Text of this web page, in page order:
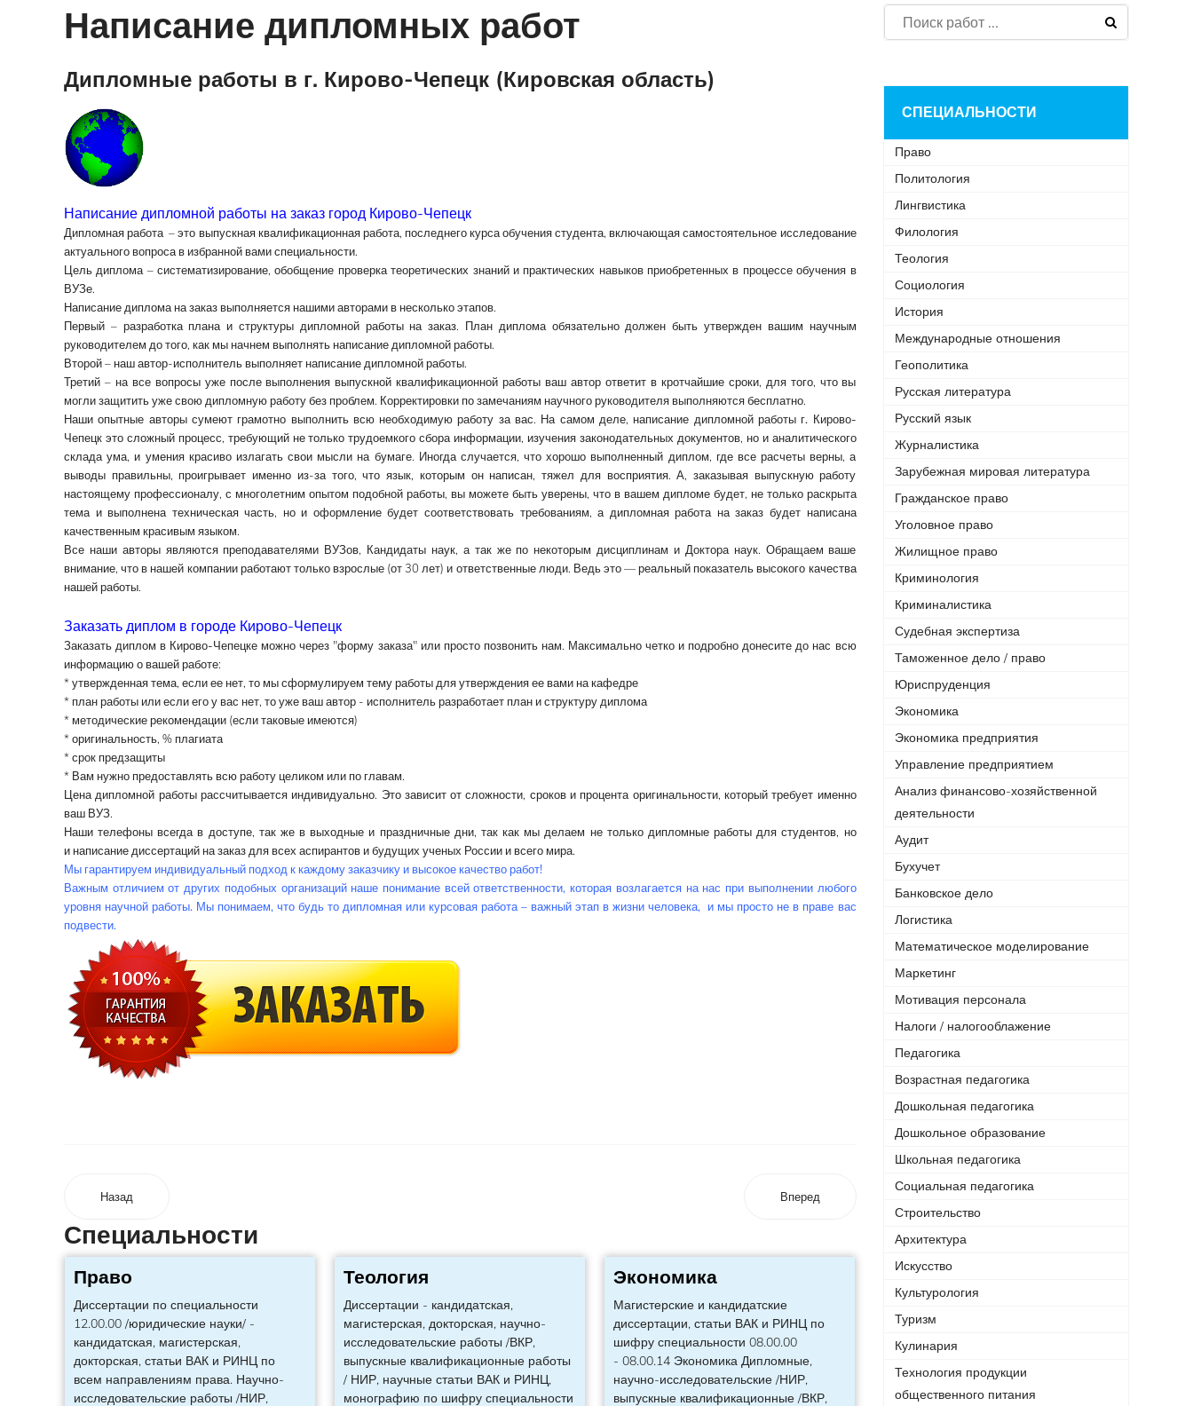
Написание дипломных работ
Дипломные работы в г. Кирово-Чепецк (Кировская область)
Написание дипломной работы на заказ город Кирово-Чепецк
Дипломная работа– это выпускная квалификационная работа, последнего курса обучения студента, включающая самостоятельное исследование
актуального вопроса в избранной вами специальности.
Цель диплома– систематизирование, обобщение проверка теоретических знаний и практических навыков приобретенных в процессе обучения в
ВУЗе.
Написание диплома на заказ выполняется нашими авторами в несколько этапов.
Первый – разработка плана и структуры дипломной работы на заказ. План диплома обязательно должен быть утвержден вашим научным
руководителем до того, как мы начнем выполнять написание дипломной работы.
Второй – наш автор-исполнитель выполняет написание дипломной работы.
Третий – на все вопросы уже после выполнения выпускной квалификационной работы ваш автор ответит в кротчайшие сроки, для того, что вы
могли защитить уже свою дипломную работу без проблем. Корректировки по замечаниям научного руководителя выполняются бесплатно.
Наши опытные авторы сумеют грамотно выполнить всю необходимую работу за вас. На самом деле, написание дипломной работы г. Кирово-
Чепецк это сложный процесс, требующий не только трудоемкого сбора информации, изучения законодательных документов, но и аналитического
склада ума, и умения красиво излагать свои мысли на бумаге. Иногда случается, что хорошо выполненный диплом, где все расчеты верны, а
выводы правильны, проигрывает именно из-за того, что язык, которым он написан, тяжел для восприятия. А, заказывая выпускную работу
настоящему профессионалу, с многолетним опытом подобной работы, вы можете быть уверены, что в вашем дипломе будет, не только раскрыта
тема и выполнена техническая часть, но и оформление будет соответствовать требованиям, а дипломная работа на заказ будет написана
качественным красивым языком.
Все наши авторы являются преподавателями ВУЗов, Кандидаты наук, а так же по некоторым дисциплинам и Доктора наук. Обращаем ваше
внимание, что в нашей компании работают только взрослые (от 30 лет) и ответственные люди. Ведь это — реальный показатель высокого качества
нашей работы.
Заказать диплом в городе Кирово-Чепецк
Заказать диплом в Кирово-Чепецке можно через "форму заказа" или просто позвонить нам. Максимально четко и подробно донесите до нас всю
информацию о вашей работе:
* утвержденная тема, если ее нет, то мы сформулируем тему работы для утверждения ее вами на кафедре
* план работы или если его у вас нет, то уже ваш автор - исполнитель разработает план и структуру диплома
* методические рекомендации (если таковые имеются)
* оригинальность, % плагиата
* срок предзащиты
* Вам нужно предоставлять всю работу целиком или по главам.
Цена дипломной работырассчитывается индивидуально. Это зависит от сложности, сроков и процента оригинальности, который требует именно
ваш ВУЗ.
Наши телефоны всегда в доступе, так же в выходные и праздничные дни, так как мы делаем не только дипломные работы для студентов, но
и написание диссертаций на заказдля всех аспирантов и будущих ученых России и всего мира.
Мы гарантируем индивидуальный подход к каждому заказчику и высокое качество работ!
Важным отличием от других подобных организаций наше понимание всей ответственности, которая возлагается на нас при выполнении любого
уровня научной работы. Мы понимаем, что будь то дипломная или курсовая работа – важный этап в жизни человека, и мы просто не в праве вас
подвести.
Назад Вперед
Специальности
Право
Диссертации по специальности
12.00.00 /юридические науки/ -
кандидатская, магистерская,
докторская, статьи ВАК и РИНЦ по
всем направлениям права. Научно-
исследовательские работы /НИР,
Теология
Диссертации - кандидатская,
магистерская, докторская, научно-
исследовательские работы /ВКР,
выпускные квалификационные работы
/ НИР, научные статьи ВАК и РИНЦ,
монографию по шифру специальности
Экономика
Магистерские и кандидатские
диссертации, статьи ВАК и РИНЦ по
шифру специальности 08.00.00
- 08.00.14 Экономика Дипломные,
научно-исследовательские /НИР,
выпускные квалификационные /ВКР,
СПЕЦИАЛЬНОСТИ
Право
Политология
Лингвистика
Филология
Теология
Социология
История
Международные отношения
Геополитика
Русская литература
Русский язык
Журналистика
Зарубежная мировая литература
Гражданское право
Уголовное право
Жилищное право
Криминология
Криминалистика
Судебная экспертиза
Таможенное дело / право
Юриспруденция
Экономика
Экономика предприятия
Управление предприятием
Анализ финансово-хозяйственной
деятельности
Аудит
Бухучет
Банковское дело
Логистика
Математическое моделирование
Маркетинг
Мотивация персонала
Налоги / налогооблажение
Педагогика
Возрастная педагогика
Дошкольная педагогика
Дошкольное образование
Школьная педагогика
Социальная педагогика
Строительство
Архитектура
Искусство
Культурология
Туризм
Кулинария
Технология продукции
общественного питания